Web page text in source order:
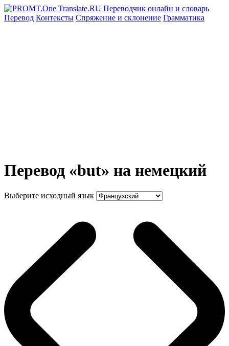
Перевод Контексты Спряжение и склонение Грамматика
Перевод «but» на немецкий
Выберите исходный язык